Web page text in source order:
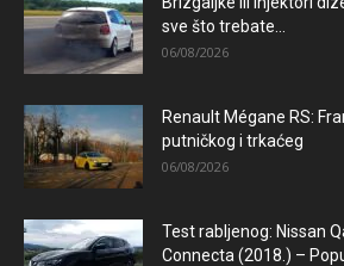
sve što trebate...
06/08/2026
Renault Mégane RS:
putničkog i trkaćeg
06/08/2026
Test rabljenog: Nissan
Connecta (2018.) –